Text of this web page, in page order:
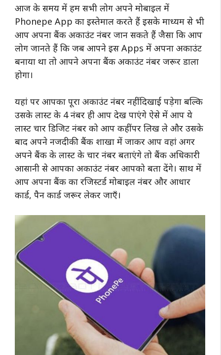
आज के समय में हम सभी लोग अपने मोबाइल में
Phonepe App का इस्तेमाल करते हैं इसके माध्यम से भी
आप अपना बैंक अकाउंट नंबर जान सकते हैं जैसा कि आप
लोग जानते हैं कि जब आपने इस Apps में अपना अकाउंट
बनाया था तो आपने अपना बैंक अकाउंट नंबर जरूर डाला
होगा।
यहां पर आपका पूरा अकाउंट नंबर नहीं दिखाई पड़ेगा बल्कि
उसके लास्ट के 4 नंबर ही आप देख पाएंगे ऐसे में आप ये
लास्ट चार डिजिट नंबर को आप कहीं पर लिख ले और उसके
बाद अपने नजदीकी बैंक शाखा में जाकर आप वहां अगर
अपने बैंक के लास्ट के चार नंबर बताएंगे तो बैंक अधिकारी
आसानी से आपका अकाउंट नंबर आपको बता देंगे। साथ में
आप अपना बैंक का रजिस्टर्ड मोबाइल नंबर और आधार
कार्ड, पैन कार्ड जरूर लेकर जाएँ।